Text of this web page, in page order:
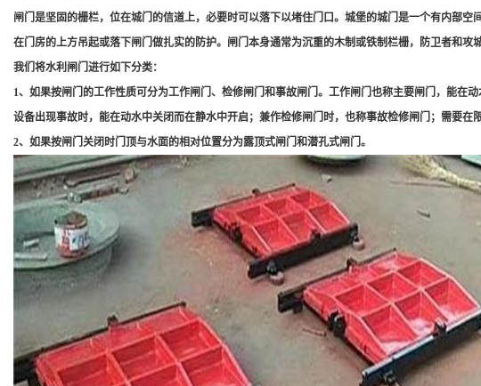
闸门是坚固的栅栏，位在城门的信道上，必要时可以落下以堵住门口。城堡的城门是一个有内部
在门房的上方吊起或落下闸门做扎实的防护。闸门本身通常为沉重的木制或铁制栏栅，防卫者和攻
我们将水利闸门进行如下分类：
1、如果按闸门的工作性质可分为工作闸门、检修闸门和事故闸门。工作闸门也称主要闸门，能
设备出现事故时，能在动水中关闭而在静水中开启；兼作检修闸门时，也称事故检修闸门；需要在
2、如果按闸门关闭时门顶与水面的相对位置分为露顶式闸门和潜孔式闸门。